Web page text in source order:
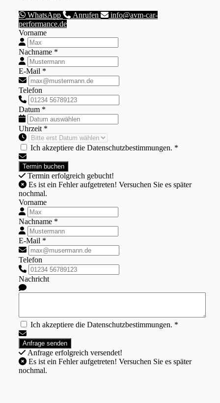
WhatsApp Anrufen
info@avm-car-
performance.de
Vorname
Nachname *
E-Mail *
Telefon
Datum *
Uhrzeit *
Ich akzeptiere die Datenschutzbestimmungen. *
Termin erfolgreich gebucht!
nochmal.
Vorname
Nachname *
E-Mail *
Telefon
Nachricht
Ich akzeptiere die Datenschutzbestimmungen. *
Anfrage erfolgreich versendet!
nochmal.